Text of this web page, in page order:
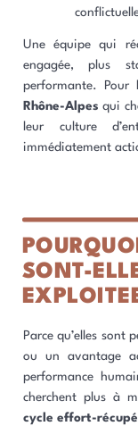
Une équipe qui
engagée, plus
performante. Pour
Rhône-Alpes qui
leur culture
immédiatement
SONT-
Parce qu’elles sont
ou un avantage
performance
cherchent plus à
cycle effort-